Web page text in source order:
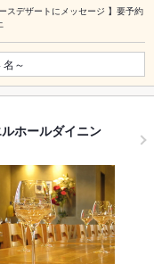
スデザートにメッセージ 】要予約
名～
ホールダイニン